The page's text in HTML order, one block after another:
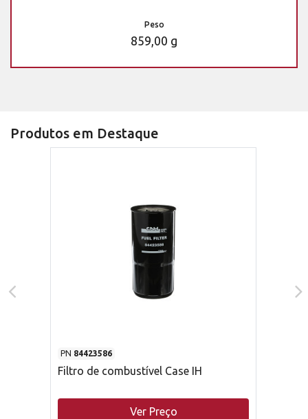
Peso
859,00 g
Produtos em Destaque
PN 84423586
Filtro de combustível Case IH
Ver Preço